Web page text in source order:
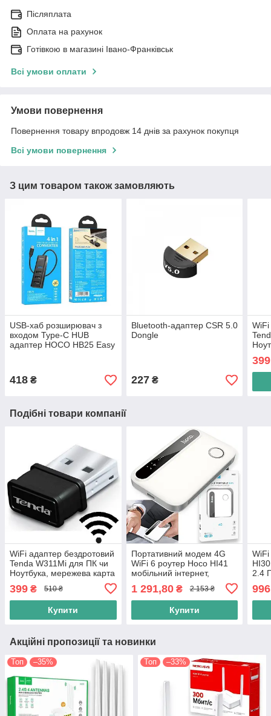
Післяплата
Оплата на рахунок
Готівкою в магазині Івано-Франківськ
Всі умови оплати
Умови повернення
Повернення товару впродовж 14 днів за рахунок покупця
Всі умови повернення
З цим товаром також замовляють
USB-хаб розширювач з
входом Type-C HUB
адаптер HOCO HB25 Easy
418 ₴
Bluetooth-адаптер CSR 5.0
Dongle
227₴
WiFi
399
Подібні товари компанії
WiFi адаптер бездротовий
Tenda W311Mi для ПК чи
Ноутбука, мережева карта
399 ₴ 510 ₴
Купити
Портативний модем 4G
WiFi 6 роутер Hoco HI41
мобільний інтернет,
microSIM, до 150 Мбіт/с,
акумулятор 2100 mAh,
2.4G, робота 3–5 го
1 291,80₴ 2 153 ₴
Купити
2.4
Акційні пропозиції та новинки
Топ –35% Топ –33%